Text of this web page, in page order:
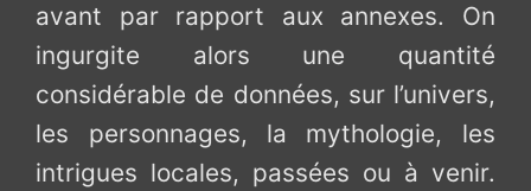
avant par rapport aux annexes. On
ingurgite alors une quantité
considérable de données, sur l’univers,
les personnages, la mythologie, les
intrigues locales, passées ou à venir.